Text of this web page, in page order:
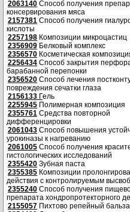
2063140 Способ получения
консервирования мяса
2157381 Способ получения
кислоты
2257198 Композиции микроцастиц
2356909 Белковый комплекс
2356570 Косметическая
2256434 Способ закрытия
барабанной перепонки
2356520 Способ лечения
повреждения сечатки глаза
2156133 Гель
2255945 Полимерная композиция
2355761 Средства повторной
дифференцировки
2061043 Способ повышения
урокиназы к нагреванию
2061005 Способ получения
гистологических исследований
2355420 Зубная паста
2355385 Композиции
действия с контролируемым
2355240 Способ получения
препарата хондропротекторного
2155057 Пихтово репейный